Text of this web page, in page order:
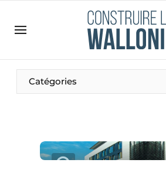
Emploi
Enregistrer une offre
Meest gelezen
Catégories